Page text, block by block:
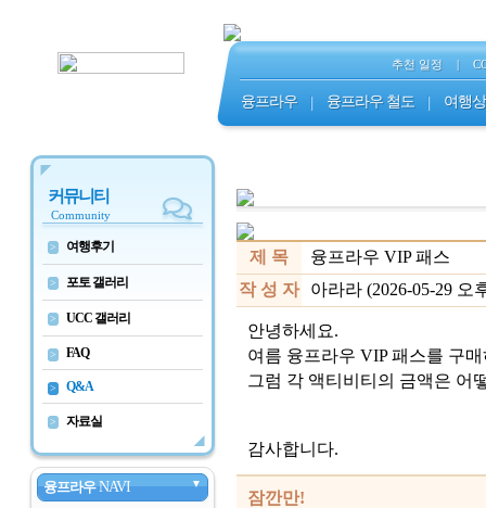
추천 일정 |
융프라우 | 융프라우 철도 | 여행
커뮤니티
Community
> 여행후기
> 포토 갤러리
> UCC 갤러리
> FAQ
> Q&A
> 자료실
융프라우 NAVI ▼
제 목
융프라우 VIP 패스
작 성 자
아라라 (2026-05-29 오
안녕하세요.
여름 융프라우 VIP 패스를 구
그럼 각 액티비티의 금액은 어
감사합니다.
잠깐만!